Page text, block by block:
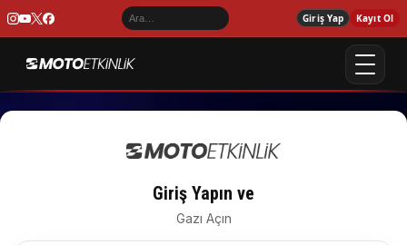
Giriş Yap Kayıt Ol
Giriş Yapın ve
Gazı Açın